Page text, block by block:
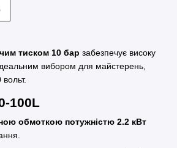
тиском 10 бар забезпечує високу
вибором для майстерень,
100L
обмоткою потужністю 2.2 кВт